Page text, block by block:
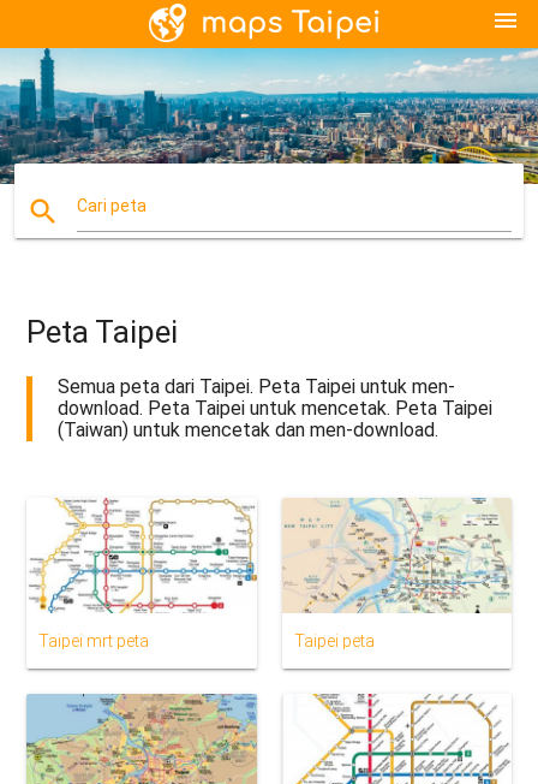
menu
search Cari peta
Peta Taipei
Semua peta dari Taipei. Peta Taipei untuk men-
download. Peta Taipei untuk mencetak. Peta Taipei
(Taiwan) untuk mencetak dan men-download.
Taipei mrt peta Taipei peta